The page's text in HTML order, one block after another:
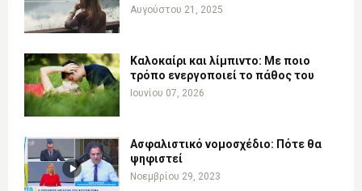
Αυγούστου 21, 2025
Καλοκαίρι και λίμπιντο: Με ποιο
τρόπο ενεργοποιεί το πάθος του
Ιουνίου 07, 2026
Ασφαλιστικό νομοσχέδιο: Πότε θα
ψηφιστεί
Νοεμβρίου 29, 2023